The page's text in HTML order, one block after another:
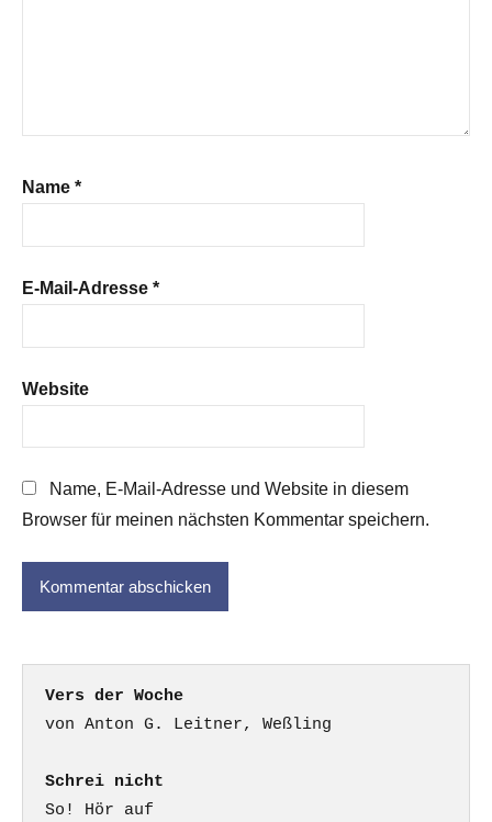
Name *
E-Mail-Adresse *
Website
Name, E-Mail-Adresse und Website in diesem
Browser für meinen nächsten Kommentar speichern.
Vers der Woche
Schrei nicht
So! Hör auf